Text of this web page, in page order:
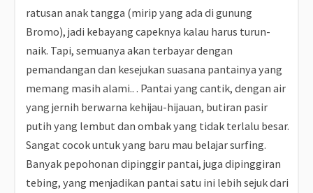
ratusan anak tangga (mirip yang ada di gunung
Bromo), jadi kebayang capeknya kalau harus turun-
naik. Tapi, semuanya akan terbayar dengan
pemandangan dan kesejukan suasana pantainya yang
memang masih alami.. . Pantai yang cantik, dengan air
yang jernih berwarna kehijau-hijauan, butiran pasir
putih yang lembut dan ombak yang tidak terlalu besar.
Sangat cocok untuk yang baru mau belajar surfing.
Banyak pepohonan dipinggir pantai, juga dipinggiran
tebing, yang menjadikan pantai satu ini lebih sejuk dari